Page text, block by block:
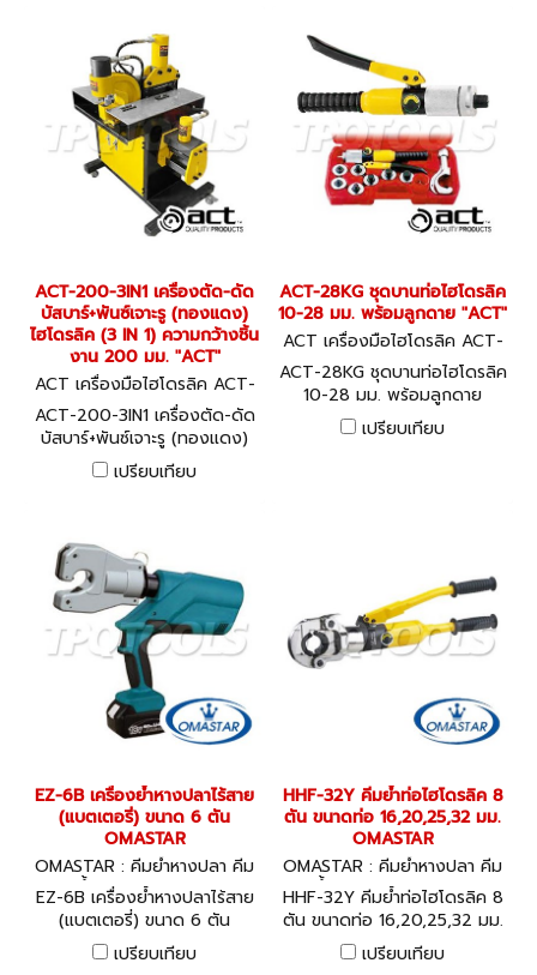
ACT-200-3IN1 เครื่องตัด-ดัด
บัสบาร์+พันซ์เจาะรู (ทองแดง)
ไฮโดรลิค (3 IN 1) ความกว้างชิ้น
งาน 200 มม. "ACT"
ACT เครื่องมือไฮโดรลิค ACT-
200-3IN1
ACT-200-3IN1 เครื่องตัด-ดัด
บัสบาร์+พันซ์เจาะรู (ทองแดง)
ไฮโดรลิค (3 IN 1) ความกว้างชิ้น
งาน 200 มม. "ACT"
เปรียบเทียบ
ACT-28KG ชุดบานท่อไฮโดรลิค
10-28 มม. พร้อมลูกดาย "ACT"
ACT เครื่องมือไฮโดรลิค ACT-
28KG
ACT-28KG ชุดบานท่อไฮโดรลิค
10-28 มม. พร้อมลูกดาย
"ACT"
เปรียบเทียบ
EZ-6B เครื่องย้ำหางปลาไร้สาย
(แบตเตอรี่) ขนาด 6 ตัน
OMASTAR
OMASTAR : คีมย้ำหางปลา คีม
ย้ำไฮโดรลิค EZ-6B
EZ-6B เครื่องย้ำหางปลาไร้สาย
(แบตเตอรี่) ขนาด 6 ตัน
OMASTAR
เปรียบเทียบ
HHF-32Y คีมย้ำท่อไฮโดรลิค 8
ตัน ขนาดท่อ 16,20,25,32 มม.
OMASTAR
OMASTAR : คีมย้ำหางปลา คีม
ย้ำไฮโดรลิค HHF-32Y
HHF-32Y คีมย้ำท่อไฮโดรลิค 8
ตัน ขนาดท่อ 16,20,25,32 มม.
OMASTAR
เปรียบเทียบ